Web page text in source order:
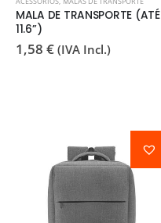
MALA DE TRANSPORTE (ATÉ
11.6”)
1,58 € (IVA Incl.)